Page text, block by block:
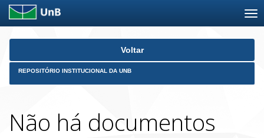
Skip
Voltar
REPOSITÓRIO INSTITUCIONAL DA UNB
Não há documentos